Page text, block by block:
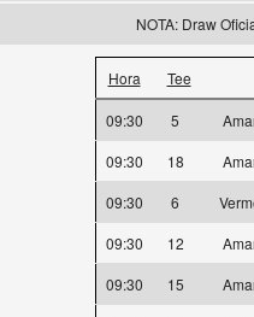
NOTA: Draw
Hora Tee
09:30 5
09:30
18
09:30
6
09:30
12
09:30
15